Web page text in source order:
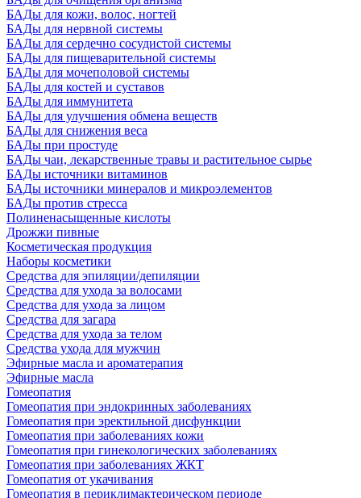
БАДы для кожи, волос, ногтей
БАДы для нервной системы
БАДы для сердечно сосудистой системы
БАДы для пищеварительной системы
БАДы для мочеполовой системы
БАДы для костей и суставов
БАДы для иммунитета
БАДы для улучшения обмена веществ
БАДы для снижения веса
БАДы при простуде
БАДы чаи, лекарственные травы и растительное сырье
БАДы источники витаминов
БАДы источники минералов и микроэлементов
БАДы против стресса
Полиненасыщенные кислоты
Дрожжи пивные
Косметическая продукция
Наборы косметики
Средства для эпиляции/депиляции
Средства для ухода за волосами
Средства для ухода за лицом
Средства для загара
Средства для ухода за телом
Средства ухода для мужчин
Эфирные масла и ароматерапия
Эфирные масла
Гомеопатия
Гомеопатия при эндокринных заболеваниях
Гомеопатия при эректильной дисфункции
Гомеопатия при заболеваниях кожи
Гомеопатия при гинекологических заболеваниях
Гомеопатия при заболеваниях ЖКТ
Гомеопатия от укачивания
Гомеопатия в периклимактерическом периоде